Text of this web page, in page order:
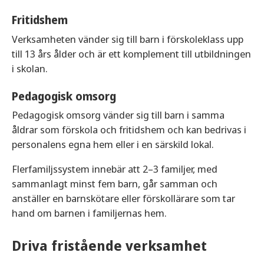
Fritidshem
Verksamheten vänder sig till barn i förskoleklass upp
till 13 års ålder och är ett komplement till utbildningen
i skolan.
Pedagogisk omsorg
Pedagogisk omsorg vänder sig till barn i samma
åldrar som förskola och fritidshem och kan bedrivas i
personalens egna hem eller i en särskild lokal.
Flerfamiljssystem innebär att 2–3 familjer, med
sammanlagt minst fem barn, går samman och
anställer en barnskötare eller förskollärare som tar
hand om barnen i familjernas hem.
Driva fristående verksamhet